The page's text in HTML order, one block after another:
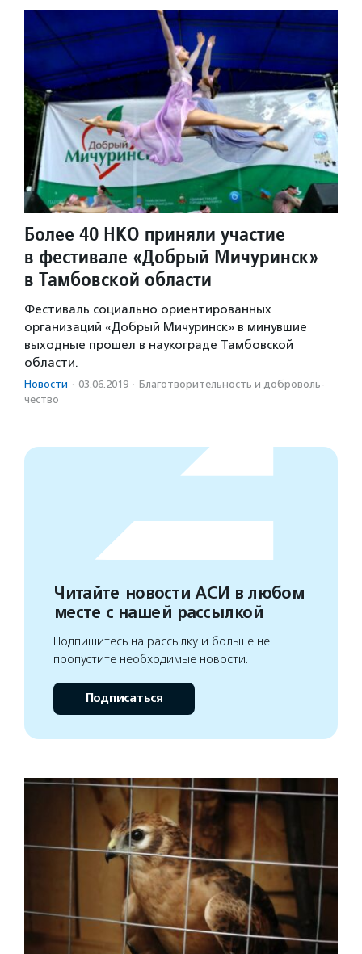
Более 40 НКО приняли участие
в фестивале «Добрый Мичуринск»
в Тамбовской области
Фестиваль социально ориентированных
организаций «Добрый Мичуринск» в минувшие
выходные прошел в наукограде Тамбовской
области.
Новости · 03.06.2019 · Благотвори­тель­ность и доброволь­
чест­во
Читайте новости АСИ в любом
месте с нашей рассылкой
Подпишитесь на рассылку и больше не
пропустите необходимые новости.
Подписаться